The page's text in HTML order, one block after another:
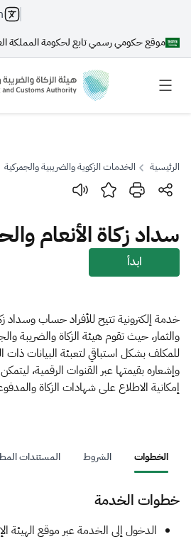
موقع حكومي رسمي تابع لحكومة المملكة
بحث
بحث بحث AI
الزكاة الجمارك
ضريبة
الإقرار الضريبي
التصرفات
الرئيسية الخدمات الزكوية والضريبية والجمركية
سداد زكاة الأنعام
ابدأ
خدمة إلكترونية تتيح للأفراد حساب وسداد
والثمار، حيث تقوم هيئة الزكاة والضريبة
للمكلف بشكل استباقي لتعبئة البيانات ذات
وإشعاره بقيمتها عبر القنوات الرقمية،
إمكانية الاطلاع على شهادات الزكاة
الخطوات الشروط المستندات
خطوات الخدمة
​​​​​​​​​​​​​​​​​​​​​​​​​​​​​​​​​​الدخول إلى الخدمة عبر موقع الهيئة